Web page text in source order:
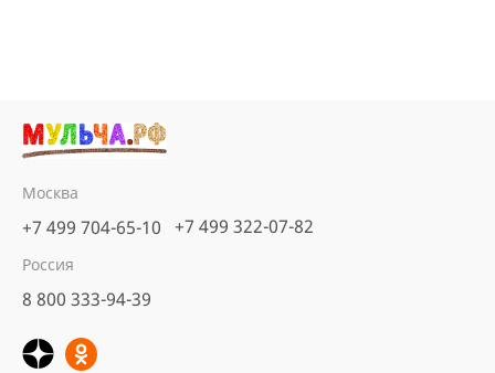
Москва
+7 499 704-65-10 +7 499 322-07-82
Россия
8 800 333-94-39